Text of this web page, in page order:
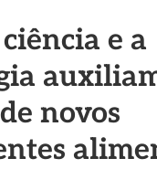
e a
novos